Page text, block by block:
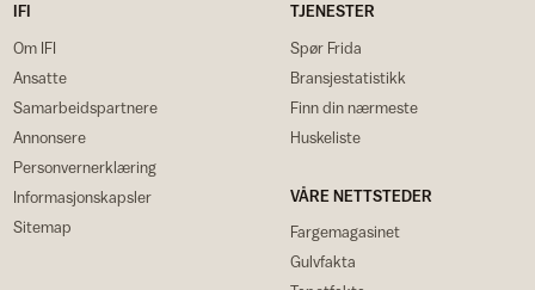
IFI
Om IFI
Ansatte
Samarbeidspartnere
Annonsere
Personvernerklæring
Informasjonskapsler
Sitemap
TJENESTER
Spør Frida
Bransjestatistikk
Finn din nærmeste
Huskeliste
VÅRE NETTSTEDER
Fargemagasinet
Gulvfakta